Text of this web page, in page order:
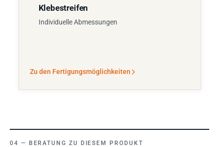
Klebestreifen
Individuelle Abmessungen
Zu den Fertigungsmöglichkeiten
BERATUNG ZU DIESEM PRODUKT